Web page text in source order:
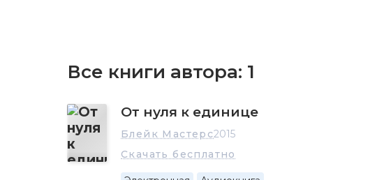
Все книги автора: 1
От нуля к единице
Блейк Мастерс2015
Скачать бесплатно